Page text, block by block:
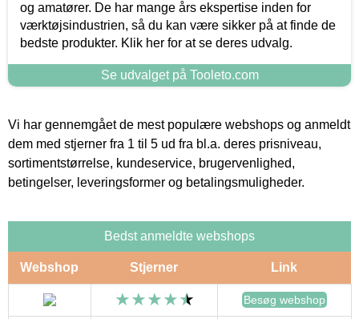
og amatører. De har mange års ekspertise inden for
værktøjsindustrien, så du kan være sikker på at finde de
bedste produkter. Klik her for at se deres udvalg.
Se udvalget på Tooleto.com
Vi har gennemgået de mest populære webshops og anmeldt
dem med stjerner fra 1 til 5 ud fra bl.a. deres prisniveau,
sortimentstørrelse, kundeservice, brugervenlighed,
betingelser, leveringsformer og betalingsmuligheder.
Bedst anmeldte webshops
Webshop Stjerner Link
Besøg webshop